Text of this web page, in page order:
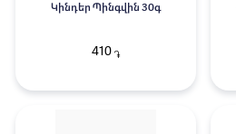
Կինդեր Պինգվին 30գ
410֏